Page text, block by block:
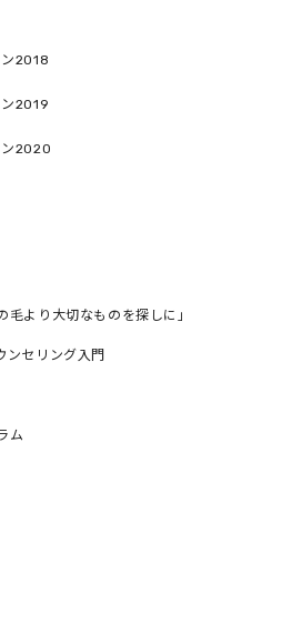
ン2018
ン2019
ン2020
毛より大切なものを探しに」
ンセリング入門
ム